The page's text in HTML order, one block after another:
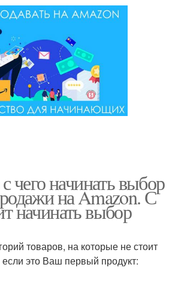
чего начинать выбор
на Amazon. С
начинать выбор
товаров, на которые не стоит
это Ваш первый продукт: